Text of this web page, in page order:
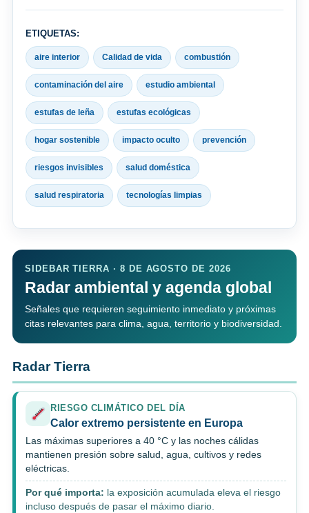
ETIQUETAS:
aire interior Calidad de vida combustión
contaminación del aire estudio ambiental
estufas de leña estufas ecológicas
hogar sostenible impacto oculto prevención
riesgos invisibles salud doméstica
salud respiratoria tecnologías limpias
SIDEBAR TIERRA · 8 DE AGOSTO DE 2026
Radar ambiental y agenda global
Señales que requieren seguimiento inmediato y próximas
citas relevantes para clima, agua, territorio y biodiversidad.
Radar Tierra
RIESGO CLIMÁTICO DEL DÍA
Calor extremo persistente en Europa
Las máximas superiores a 40 °C y las noches cálidas
mantienen presión sobre salud, agua, cultivos y redes
eléctricas.
Por qué importa: la exposición acumulada eleva el riesgo
incluso después de pasar el máximo diario.